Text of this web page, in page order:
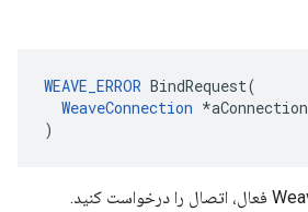
WEAVE_ERROR BindRequest(
WeaveConnection *aConnection
)